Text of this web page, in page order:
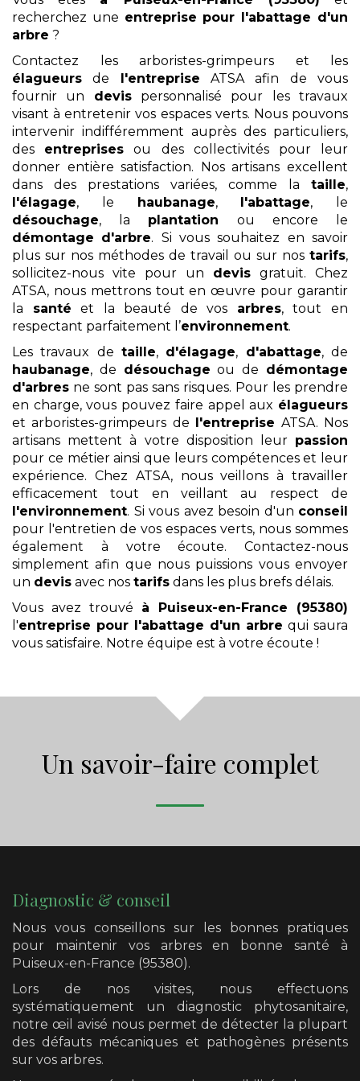
recherchez une entreprise pour l'abattage d'un
arbre ?
Contactez les arboristes-grimpeurs et les
élagueurs de l'entreprise ATSA afin de vous
fournir un devispersonnalisé pour les travaux
visant à entretenir vos espaces verts. Nous pouvons
intervenir indifféremment auprès des particuliers,
des entreprises ou des collectivités pour leur
donner entière satisfaction. Nos artisans excellent
dans des prestations variées, comme la taille,
l'élagage, le haubanage, l'abattage, le
désouchage, la plantation ou encore le
démontage d'arbre. Si vous souhaitez en savoir
plus sur nos méthodes de travail ou sur nos tarifs,
sollicitez-nous vite pour un devis gratuit. Chez
ATSA, nous mettrons tout en œuvre pour garantir
la santé et la beauté de vos arbres, tout en
respectant parfaitement l’environnement.
Les travaux de taille, d'élagage, d'abattage, de
haubanage, de désouchage ou de démontage
d'arbres ne sont pas sans risques. Pour les prendre
en charge, vous pouvez faire appel aux élagueurs
et arboristes-grimpeurs de
l'entreprise ATSA. Nos
artisans mettent à votre disposition leur passion
pour ce métier ainsi que leurs compétences et leur
expérience. Chez ATSA, nous veillons à travailler
efficacement tout en veillant au respect de
l'environnement. Si vous avez besoin d'un conseil
pour l'entretien de vos espaces verts, nous sommes
également à votre écoute. Contactez-nous
simplement afin que nous puissions vous envoyer
un devis avec nos tarifs dans les plus brefs délais.
Vous avez trouvé à Puiseux-en-France (95380)
l'entreprise pour l'abattage d'un arbre qui saura
vous satisfaire. Notre équipe est à votre écoute !
Un savoir-faire complet
Diagnostic & conseil
Nous vous conseillons sur les bonnes pratiques
pour maintenir vos arbres en bonne santé à
Puiseux-en-France (95380).
Lors de nos visites, nous effectuons
systématiquement un diagnostic phytosanitaire,
notre œil avisé nous permet de détecter la plupart
des défauts mécaniques et pathogènes présents
sur vos arbres.